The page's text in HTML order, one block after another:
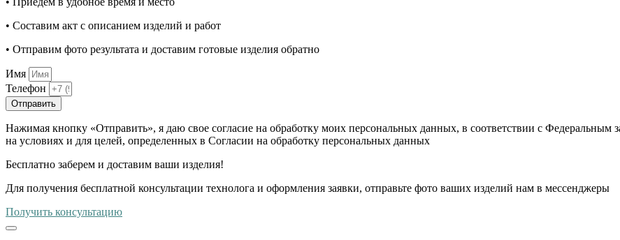
• Составим акт с описанием изделий и работ
• Отправим фото результата и доставим готовые изделия обратно
Имя
Телефон
Отправить
Нажимая кнопку «Отправить», я даю свое согласие на обработку моих персональных данных, в соответствии с
на условиях и для целей, определенных в Согласии на обработку персональных данных
Бесплатно заберем и доставим ваши изделия!
Для получения бесплатной консультации технолога и оформления заявки, отправьте фото ваших изделий нам в мессенджеры
Получить консультацию